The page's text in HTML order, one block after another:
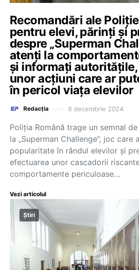
Recomandări ale
pentru elevi, părinți și
despre „Superman
atenți la
și informați
unor acțiuni care ar
în pericol viața elevilor
Redacția 6 decembrie 2024
Poliția Română trage un semnal
la „Superman Challenge”, joc care
popularitate în rândul elevilor și
efectuarea unor cascadorii
comportamente periculoase…
Vezi articolul
Știri